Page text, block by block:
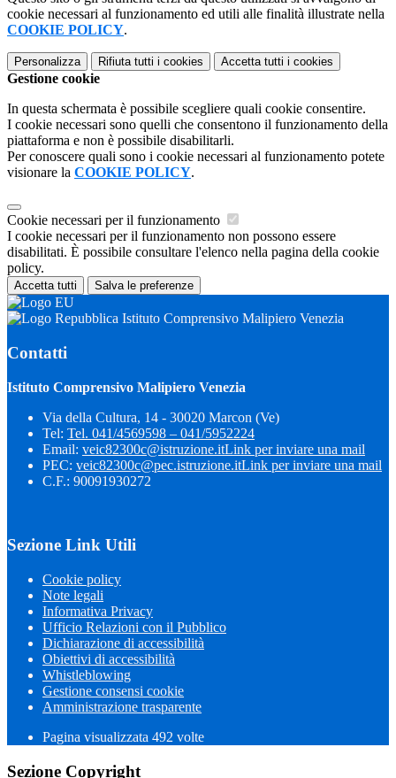
cookie necessari al funzionamento ed utili alle finalità illustrate nella
COOKIE POLICY.
Personalizza Rifiuta tutti i cookies Accetta tutti i cookies
Gestione cookie
In questa schermata è possibile scegliere quali cookie consentire.
I cookie necessari sono quelli che consentono il funzionamento della
piattaforma e non è possibile disabilitarli.
Per conoscere quali sono i cookie necessari al funzionamento potete
visionare la COOKIE POLICY.
Cookie necessari per il funzionamento
I cookie necessari per il funzionamento non possono essere
disabilitati. È possibile consultare l'elenco nella pagina della cookie
policy.
Accetta tutti Salva le preferenze
Istituto Comprensivo Malipiero Venezia
Contatti
Istituto Comprensivo Malipiero Venezia
Via della Cultura, 14 - 30020 Marcon (Ve)
Tel: Tel. 041/4569598 – 041/5952224
Email: veic82300c@istruzione.itLink per inviare una mail
PEC: veic82300c@pec.istruzione.itLink per inviare una mail
C.F.: 90091930272
Sezione Link Utili
Cookie policy
Note legali
Informativa Privacy
Ufficio Relazioni con il Pubblico
Dichiarazione di accessibilità
Obiettivi di accessibilità
Whistleblowing
Gestione consensi cookie
Amministrazione trasparente
Pagina visualizzata 492 volte
Sezione Copyright